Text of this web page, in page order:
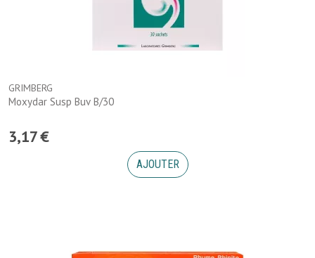
GRIMBERG
Moxydar Susp Buv B/30
3,17€
AJOUTER